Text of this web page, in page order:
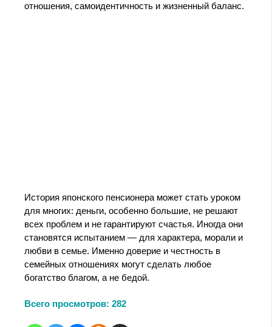
отношения, самоидентичность и жизненный баланс.
История японского пенсионера может стать уроком
для многих: деньги, особенно большие, не решают
всех проблем и не гарантируют счастья. Иногда они
становятся испытанием — для характера, морали и
любви в семье. Именно доверие и честность в
семейных отношениях могут сделать любое
богатство благом, а не бедой.
Всего просмотров: 282